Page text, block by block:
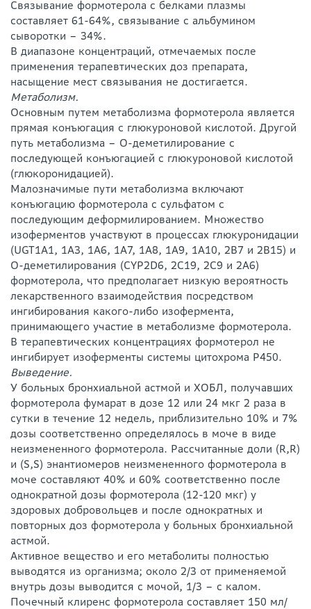
Связывание формотерола с белками плазмы
составляет 61-64%, связывание с альбумином
сыворотки – 34%.
В диапазоне концентраций, отмечаемых после
применения терапевтических доз препарата,
насыщение мест связывания не достигается.
Метаболизм.
Основным путем метаболизма формотерола является
прямая конъюгация с глюкуроновой кислотой. Другой
путь метаболизма – О-деметилирование с
последующей конъюгацией с глюкуроновой кислотой
(глюкоронидацией).
Малозначимые пути метаболизма включают
конъюгацию формотерола с сульфатом с
последующим деформилированием. Множество
изоферментов участвуют в процессах глюкуронидации
(UGT1A1, 1A3, 1A6, 1A7, 1A8, 1A9, 1A10, 2B7 и 2B15) и
O-деметилирования (CYP2D6, 2C19, 2C9 и 2A6)
формотерола, что предполагает низкую вероятность
лекарственного взаимодействия посредством
ингибирования какого-либо изофермента,
принимающего участие в метаболизме формотерола.
В терапевтических концентрациях формотерол не
ингибирует изоферменты системы цитохрома P450.
Выведение.
У больных бронхиальной астмой и ХОБЛ, получавших
формотерола фумарат в дозе 12 или 24 мкг 2 раза в
сутки в течение 12 недель, приблизительно 10% и 7%
дозы соответственно определялось в моче в виде
неизмененного формотерола. Рассчитанные доли (R,R)
и (S,S) энантиомеров неизмененного формотерола в
моче составляют 40% и 60% соответственно после
однократной дозы формотерола (12-120 мкг) у
здоровых добровольцев и после однократных и
повторных доз формотерола у больных бронхиальной
астмой.
Активное вещество и его метаболиты полностью
выводятся из организма; около 2/3 от применяемой
внутрь дозы выводится с мочой, 1/3 – с калом.
Почечный клиренс формотерола составляет 150 мл/